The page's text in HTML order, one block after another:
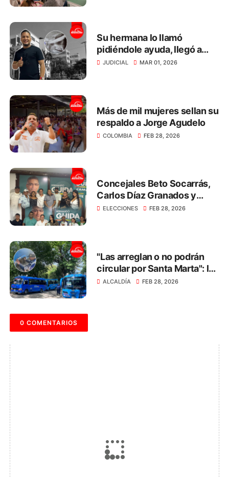
Su hermana lo llamó
pidiéndole ayuda, llegó a
defenderla y le incrustaron
JUDICIAL MAR 01, 2026
Más de mil mujeres sellan su
respaldo a Jorge Agudelo
COLOMBIA FEB 28, 2026
Concejales Beto Socarrás,
Carlos Díaz Granados y
Nelly Gómez respaldan a
ELECCIONES FEB 28, 2026
"Las arreglan o no podrán
circular por Santa Marta": la
advertencia a los dueños de
ALCALDÍA FEB 28, 2026
0 COMENTARIOS